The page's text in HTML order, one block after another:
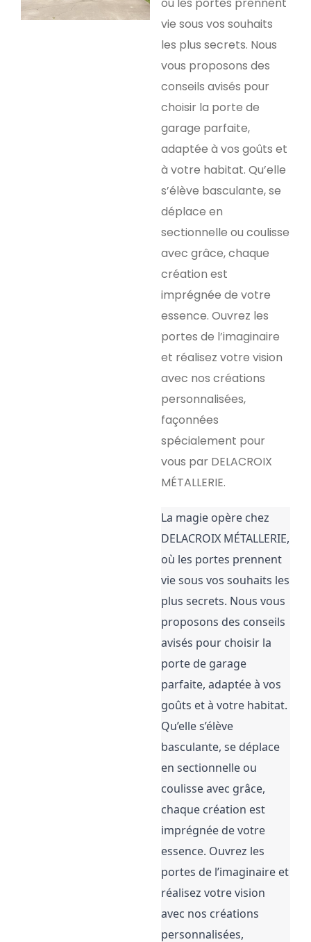
vie sous vos souhaits
les plus secrets. Nous
vous proposons des
conseils avisés pour
choisir la porte de
garage parfaite,
adaptée à vos goûts et
à votre habitat. Qu’elle
s’élève basculante, se
déplace en
sectionnelle ou coulisse
avec grâce, chaque
création est
imprégnée de votre
essence. Ouvrez les
portes de l’imaginaire
et réalisez votre vision
avec nos créations
personnalisées,
façonnées
spécialement pour
vous par DELACROIX
MÉTALLERIE.
La magie opère chez
DELACROIX MÉTALLERIE,
où les portes prennent
vie sous vos souhaits les
plus secrets. Nous vous
proposons des conseils
avisés pour choisir la
porte de garage
parfaite, adaptée à vos
goûts et à votre habitat.
Qu’elle s’élève
basculante, se déplace
en sectionnelle ou
coulisse avec grâce,
chaque création est
imprégnée de votre
essence. Ouvrez les
portes de l’imaginaire et
réalisez votre vision
avec nos créations
personnalisées,